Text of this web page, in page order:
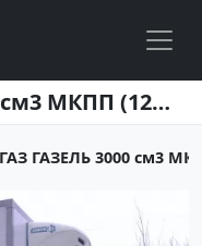
Купить ГАЗ ГАЗЕЛЬ 3000 см3 МКПП (120 л.с.) Дизель турбонаддув в Тихорецк: цвет белый Рефрижератор 2011 года по цене 400000 рублей, объявление №3491 на сайте Авторынок23
ГАЗЕЛЬ 3000 см3